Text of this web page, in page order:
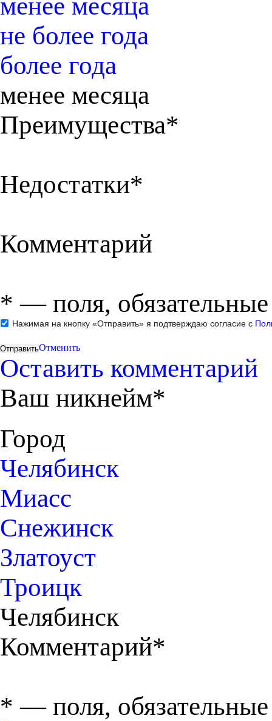
менее месяца
не более года
более года
менее месяца
Преимущества*
Недостатки*
Комментарий
* — поля,
Нажимая на кнопку «Отправить» я подтверждаю согласие с
Отменить
Оставить комментарий
Ваш никнейм*
Город
Челябинск
Миасс
Снежинск
Златоуст
Троицк
Челябинск
Комментарий*
* — поля,